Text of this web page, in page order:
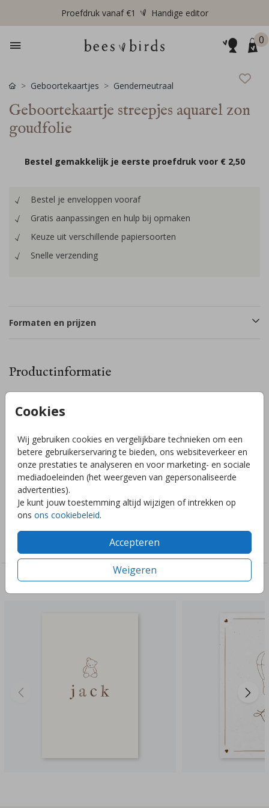
Proefdruk vanaf €1 Handige editor
0
Cookies
Wij gebruiken cookies en vergelijkbare technieken om een
betere gebruikerservaring te bieden, ons websiteverkeer en
onze prestaties te analyseren en voor marketing- en sociale
mediadoeleinden (het weergeven van gepersonaliseerde
advertenties).
Je kunt jouw toestemming altijd wijzigen of intrekken op
ons ons cookiebeleid.
Accepteren
Weigeren
Geboortekaartjes Genderneutraal
Geboortekaartje streepjes aquarel zon
goudfolie
Bestel gemakkelijk je eerste proefdruk voor € 2,50
Bestel je enveloppen vooraf
Gratis aanpassingen en hulp bij opmaken
Keuze uit verschillende papiersoorten
Snelle verzending
Formaten en prijzen
Productinformatie
Omschrijving
handgetekende zon en een gezellig streepjespatroon op de
achtergrond. Liever een dubbele kaart of een andere vorm
kaart of heb je hulp nodig met opmaken? Stuur een
berichtje, wij helpen je graag verder! // LOLA
Toon meer
Collectie
Deze ontwerpen vind je misschien ook leuk